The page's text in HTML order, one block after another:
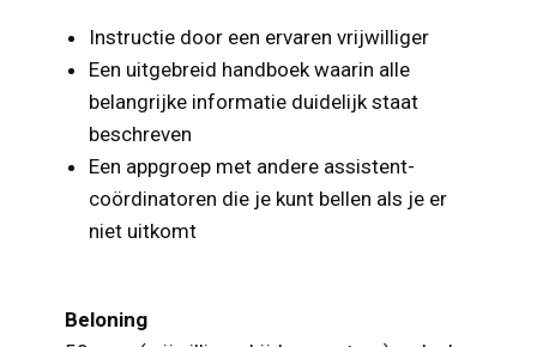
Instructie door een ervaren vrijwilliger
Een uitgebreid handboek waarin alle
belangrijke informatie duidelijk staat
beschreven
Een appgroep met andere assistent-
coördinatoren die je kunt bellen als je er
niet uitkomt
Beloning